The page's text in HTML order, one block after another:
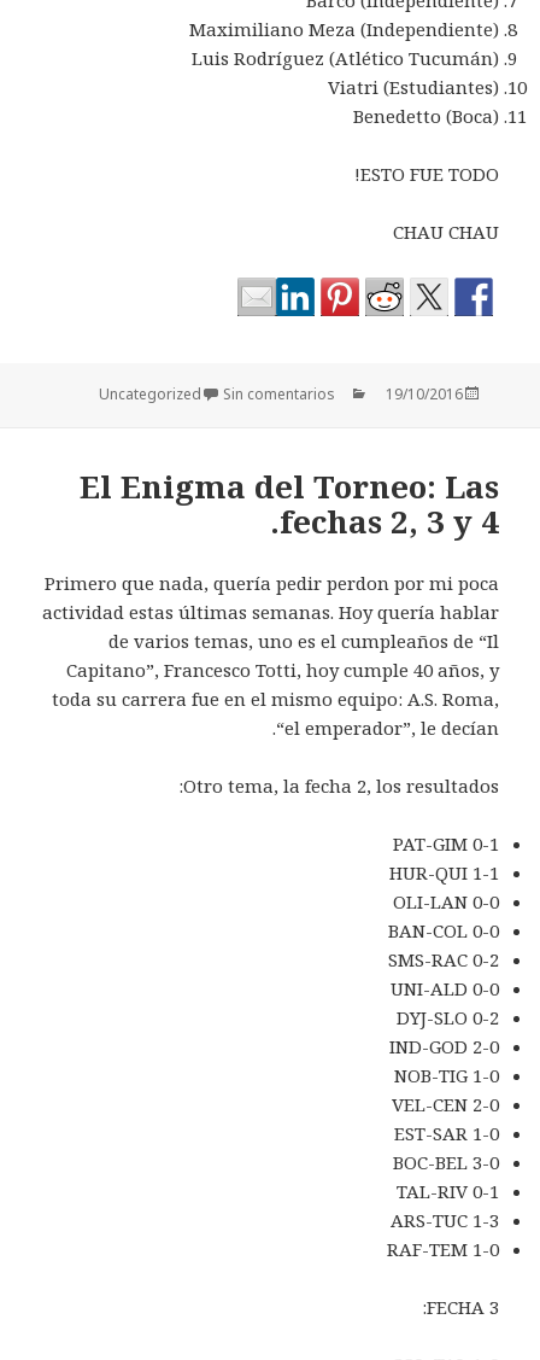
Maximiliano Meza (Independiente)
Luis Rodríguez (Atlético Tucumán)
Viatri (Estudiantes)
Benedetto (Boca)
ESTO FUE TODO!
CHAU CHAU
Publicado
19/10/2016
Categorías
Uncategorized Sin comentarios
El Enigma del Torneo: Las
fechas 2, 3 y 4.
Primero que nada, quería pedir perdon por mi poca
actividad estas últimas semanas. Hoy quería hablar
de varios temas, uno es el cumpleaños de “Il
Capitano”, Francesco Totti, hoy cumple 40 años, y
toda su carrera fue en el mismo equipo: A.S. Roma,
“el emperador”, le decían.
Otro tema, la fecha 2, los resultados:
PAT-GIM 0-1
HUR-QUI 1-1
OLI-LAN 0-0
BAN-COL 0-0
SMS-RAC 0-2
UNI-ALD 0-0
DYJ-SLO 0-2
IND-GOD 2-0
NOB-TIG 1-0
VEL-CEN 2-0
EST-SAR 1-0
BOC-BEL 3-0
TAL-RIV 0-1
ARS-TUC 1-3
RAF-TEM 1-0
FECHA 3: